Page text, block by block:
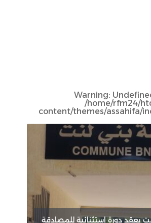
Warning:
/home/rfm24/
content/themes/assahifa/
يعقد دورة استثنائية للمصادقة